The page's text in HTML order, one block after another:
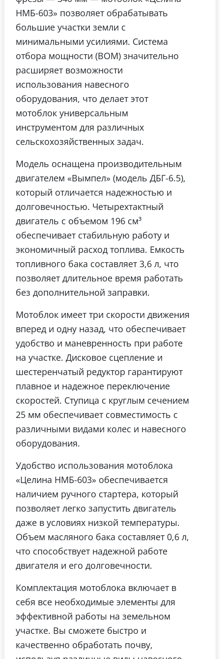
НМБ-603» позволяет обрабатывать
большие участки земли с
минимальными усилиями. Система
отбора мощности (ВОМ) значительно
расширяет возможности
использования навесного
оборудования, что делает этот
мотоблок универсальным
инструментом для различных
сельскохозяйственных задач.
Модель оснащена производительным
двигателем «Вымпел» (модель ДБГ-6.5),
который отличается надежностью и
долговечностью. Четырехтактный
двигатель с объемом 196 см³
обеспечивает стабильную работу и
экономичный расход топлива. Емкость
топливного бака составляет 3,6 л, что
позволяет длительное время работать
без дополнительной заправки.
Мотоблок имеет три скорости движения
вперед и одну назад, что обеспечивает
удобство и маневренность при работе
на участке. Дисковое сцепление и
шестеренчатый редуктор гарантируют
плавное и надежное переключение
скоростей. Ступица с круглым сечением
25 мм обеспечивает совместимость с
различными видами колес и навесного
оборудования.
Удобство использования мотоблока
«Целина НМБ-603» обеспечивается
наличием ручного стартера, который
позволяет легко запустить двигатель
даже в условиях низкой температуры.
Объем масляного бака составляет 0,6 л,
что способствует надежной работе
двигателя и его долговечности.
Комплектация мотоблока включает в
себя все необходимые элементы для
эффективной работы на земельном
участке. Вы сможете быстро и
качественно обработать почву,